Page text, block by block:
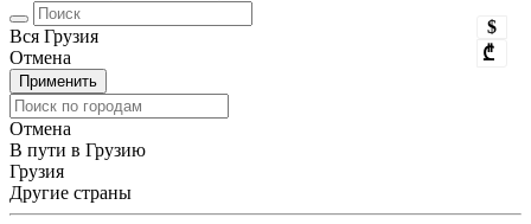
$
₾
Вся Грузия
Отмена
Применить
Отмена
В пути в Грузию
Грузия
Другие страны